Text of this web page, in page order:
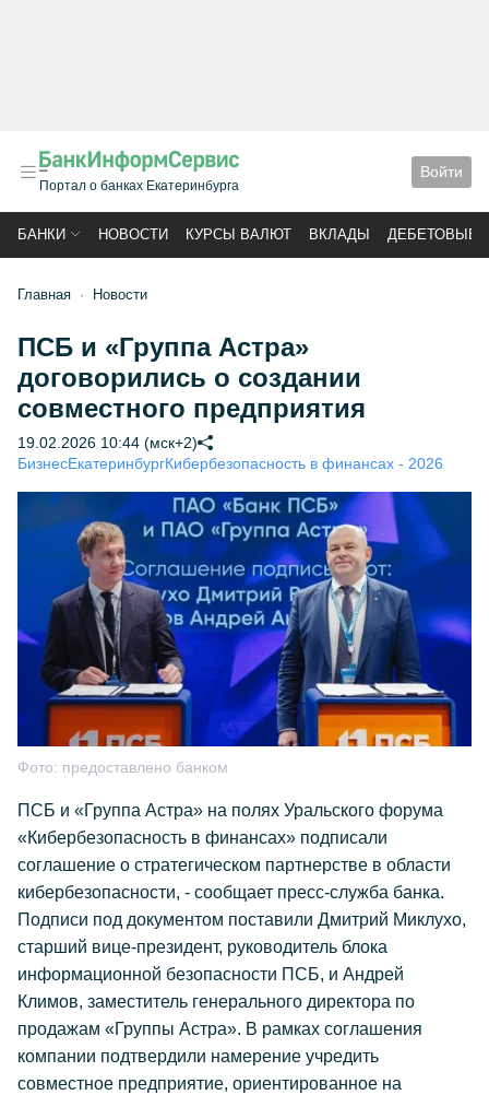
Портал о банках Екатеринбурга
Войти
БАНКИ НОВОСТИ КУРСЫ ВАЛЮТ ВКЛАДЫ ДЕБЕТОВЫЕ
Главная Новости
ПСБ и «Группа Астра»
договорились о создании
совместного предприятия
19.02.2026 10:44 (мск+2)
БизнесЕкатеринбургКибербезопасность в финансах - 2026
Фото: предоставлено банком
ПСБ и «Группа Астра» на полях Уральского форума
«Кибербезопасность в финансах» подписали
соглашение о стратегическом партнерстве в области
кибербезопасности, - сообщает пресс-служба банка.
Подписи под документом поставили Дмитрий Миклухо,
старший вице-президент, руководитель блока
информационной безопасности ПСБ, и Андрей
Климов, заместитель генерального директора по
продажам «Группы Астра». В рамках соглашения
компании подтвердили намерение учредить
совместное предприятие, ориентированное на